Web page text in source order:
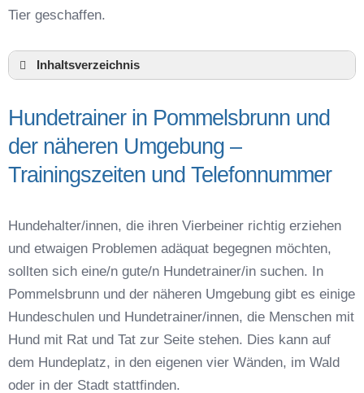
Tier geschaffen.
Inhaltsverzeichnis
Hundetrainer in Pommelsbrunn und der näheren
Telefonnummer
Das macht einen guten Hundetrainer aus
Hundetrainer Ausbildung in Pommelsbrunn oder
online
Hundezubehör für das Training und
Hundespielzeug zur Beschäftigung
Preisvergleich der Hundeschulen in
Pommelsbrunn
Hundeschulen vs. Hundesportvereine in
Pommelsbrunn
Hundetrainer in Pommelsbrunn und
der näheren Umgebung –
Trainingszeiten und Telefonnummer
Hundehalter/innen, die ihren Vierbeiner richtig erziehen
und etwaigen Problemen adäquat begegnen möchten,
sollten sich eine/n gute/n Hundetrainer/in suchen. In
Pommelsbrunn und der näheren Umgebung gibt es einige
Hundeschulen und Hundetrainer/innen, die Menschen mit
Hund mit Rat und Tat zur Seite stehen. Dies kann auf
dem Hundeplatz, in den eigenen vier Wänden, im Wald
oder in der Stadt stattfinden.